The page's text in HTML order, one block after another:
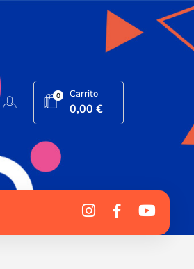
0 Carrito
0,00€